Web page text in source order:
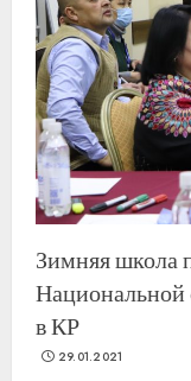
Зимняя школа
в КР
29.01.2021